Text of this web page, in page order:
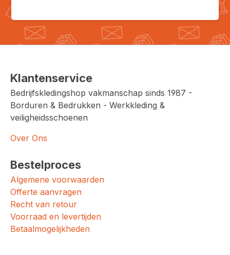
Klantenservice
Bedrijfskledingshop vakmanschap sinds 1987 -
Borduren & Bedrukken - Werkkleding &
veiligheidsschoenen
Over Ons
Bestelproces
Algemene voorwaarden
Offerte aanvragen
Recht van retour
Voorraad en levertijden
Betaalmogelijkheden